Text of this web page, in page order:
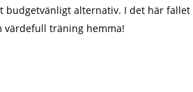
budgetvänligt alternativ. I det här fallet
värdefull träning hemma!